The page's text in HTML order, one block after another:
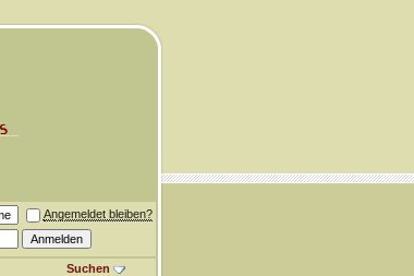
Angemeldet bleiben?
Suchen